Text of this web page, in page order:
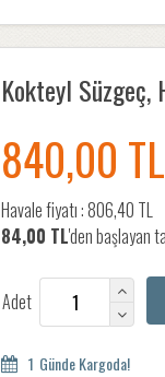
Kokteyl Süzgeç,
840,00 TL
Havale fiyatı :806,40 TL
84,00 TL'den başlayan
Adet
1